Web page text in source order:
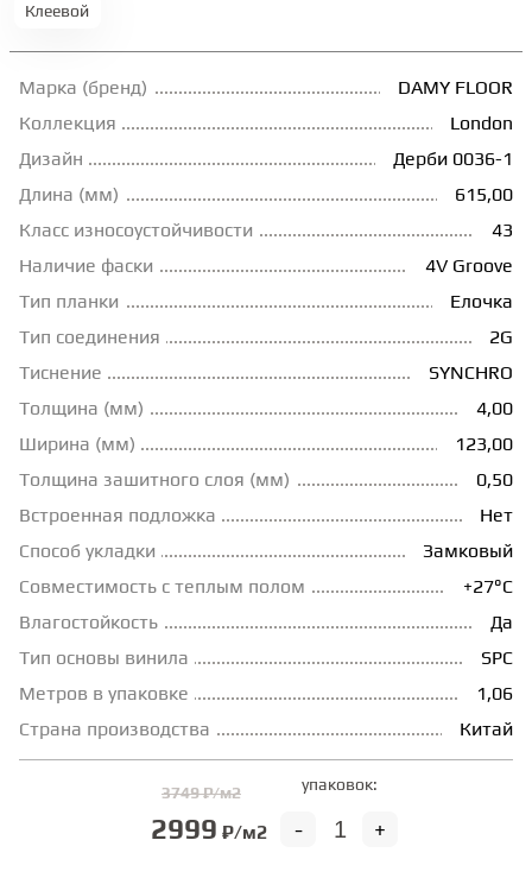
ПЛИНТУС
КЛЕЙ
ТЕРМОПАРКЕТ
ЭКОМАССИВ
ИНЖЕНЕРНЫЙ МОДУЛЬ
Клеевой
Марка (бренд)
DAMY FLOOR
Коллекция
London
Дизайн
Дерби 0036-1
Длина (мм)
615,00
Класс износоустойчивости
43
Наличие фаски
4V Groove
Тип планки
Елочка
Тип соединения
2G
Тиснение
SYNCHRO
Толщина (мм)
4,00
Ширина (мм)
123,00
Толщина зашитного слоя (мм)
0,50
Встроенная подложка
Нет
Способ укладки
Замковый
Совместимость с теплым полом
+27°С
Влагостойкость
Да
Тип основы винила
SPC
Метров в упаковке
1,06
Страна производства
Китай
3749 ₽/м2
2999 ₽/м2
упаковок:
+
-